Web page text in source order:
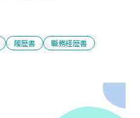
履歴書 職務経歴書